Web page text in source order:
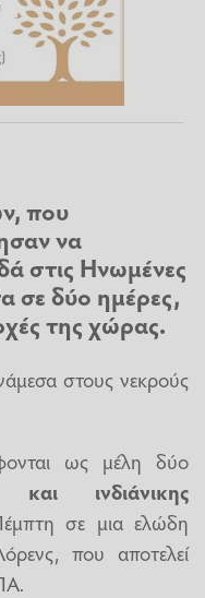
που
να
στις Ηνωμένες
σε δύο ημέρες,
της χώρας.
στους νεκρούς
ως μέλη δύο
και ινδιάνικης
σε μια ελώδη
που αποτελεί